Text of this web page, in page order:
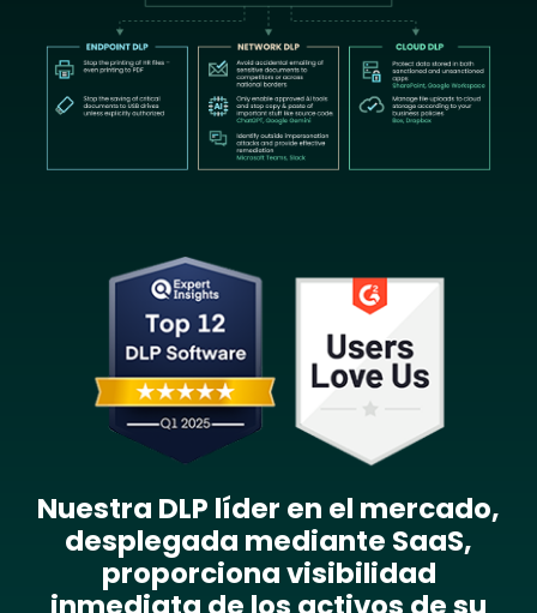
Nuestra DLP líder en el mercado,
desplegada mediante SaaS,
proporciona visibilidad